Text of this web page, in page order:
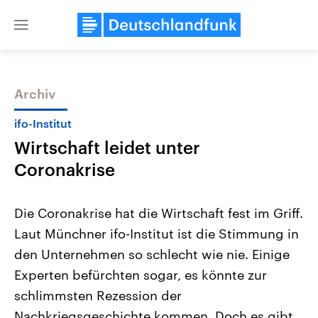
Close
Themen
USA
Aktuelle Beiträge, Analysen und
Hintergründe
Wirtschaftlich und militärisch
gehören die Vereinigten Staaten zu
den mächtigsten Ländern der Erde,
mit großem Einfluss auf das
Nahostkonflikt
Aktuelle Lage und
Der Überfall der
Terrororganisation Hamas
Israel möchte die Hamas
Archiv
ifo-Institut
Wirtschaft leidet unter
Coronakrise
Die Coronakrise hat die Wirtschaft fest im Griff.
Laut Münchner ifo-Institut ist die Stimmung in
den Unternehmen so schlecht wie nie. Einige
Experten befürchten sogar, es könnte zur
schlimmsten Rezession der